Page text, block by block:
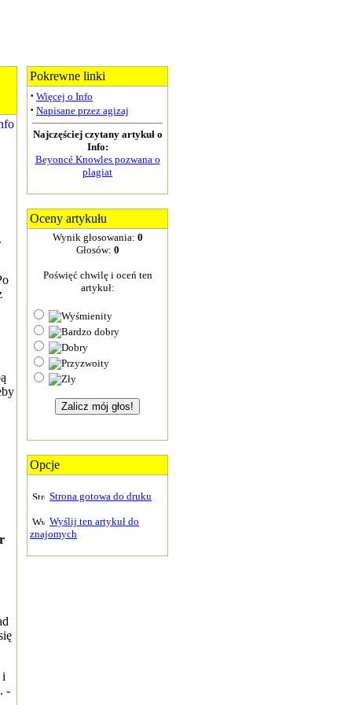
i
-
Pokrewne linki
· Więcej o Info
· Napisane przez agizaj
Najczęściej czytany artykuł o
Info:
Beyoncé Knowles pozwana o
plagiat
Oceny artykułu
Wynik głosowania: 0
Głosów: 0
Poświęć chwilę i oceń ten
artykuł:
Opcje
Strona gotowa do druku
Wyślij ten artykuł do
znajomych